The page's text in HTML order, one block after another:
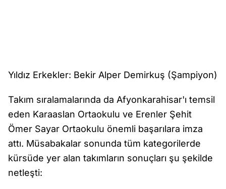
Yıldız Erkekler: Bekir Alper Demirkuş (Şampiyon)
Takım sıralamalarında da Afyonkarahisar'ı temsil
eden Karaaslan Ortaokulu ve Erenler Şehit
Ömer Sayar Ortaokulu önemli başarılara imza
attı. Müsabakalar sonunda tüm kategorilerde
kürsüde yer alan takımların sonuçları şu şekilde
netleşti: